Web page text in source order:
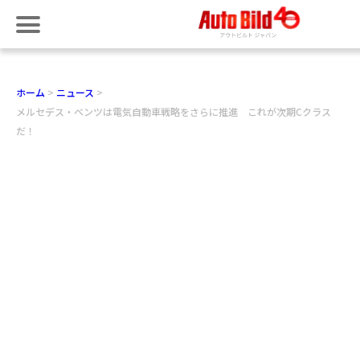
ホーム
ニュース
メルセデス・ベンツは電気自動車戦略をさらに推進 これが次期Cクラス
だ！